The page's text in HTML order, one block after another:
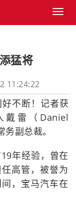
Toggle
猛将
11:24:22
不断！记者获
雷（Daniel
副总裁。
年经验，曾在
高管，被誉为
，宝马汽车在